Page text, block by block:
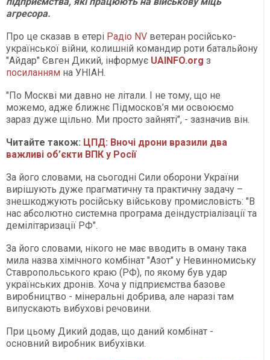
агресора.
Про це сказав в етері Радіо NV ветеран російсько-
української війни, колишній командир роти батальйону
"Айдар" Євген Дикий, інформує UAINFO.org з
посиланням на УНІАН.
"По Москві ми давно не літали. І не тому, що не
можемо, адже ближнє Підмосков’я ми освоюємо
зараз дуже щільно. Ми просто зайняті", - зазначив він.
Читайте також: ЦПД: Вночі дрони вразили два
важливі об’єкти ВПК у Росії
За його словами, на сьогодні Сили оборони України
вирішують дуже прагматичну та практичну задачу –
знешкоджують російську військову промисловість: "В
нас абсолютно системна програма деіндустріалізації та
демілітаризації РФ".
За його словами, нікого не має вводить в оману така
мила назва хімічного комбінат "Азот" у Невинномиську
Ставропольського краю (РФ), по якому був удар
українських дронів. Хоча у підприємства базове
виробництво - мінеральні добрива, але наразі там
випускають вибухові речовини.
При цьому Дикий додав, що даний комбінат -
основний виробник вибухівки.